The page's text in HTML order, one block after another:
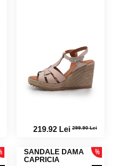
219.92 Lei299.90 Lei
SANDALE DAMA
CAPRICIA